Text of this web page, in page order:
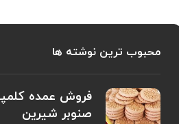
محبوب ترین نوشته ها
فروش عمده
صنوبر شیرین